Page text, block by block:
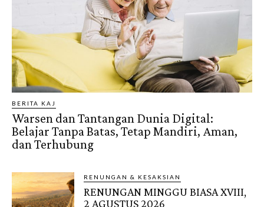
BERITA KAJ
Warsen dan Tantangan Dunia Digital:
Belajar Tanpa Batas, Tetap Mandiri, Aman,
dan Terhubung
RENUNGAN & KESAKSIAN
RENUNGAN MINGGU BIASA XVIII,
2 AGUSTUS 2026